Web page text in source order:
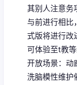
其别人注意务
与前进行相比
式版将进行改
可体验至t教
开放场景：动
洗脑模性维护